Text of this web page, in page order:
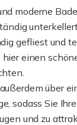
moderne
gefliest und
einen
über
sodass Sie
und zu